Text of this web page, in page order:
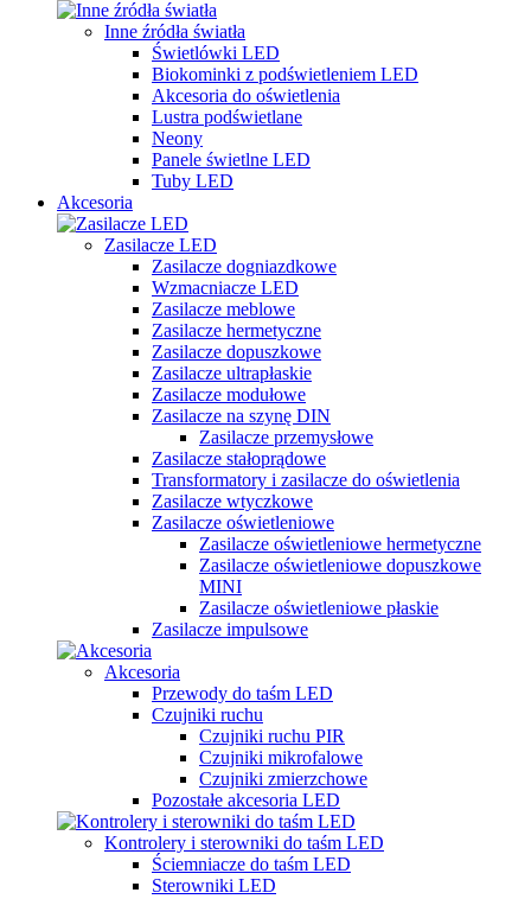
Inne źródła światła
Świetlówki LED
Biokominki z podświetleniem LED
Akcesoria do oświetlenia
Lustra podświetlane
Neony
Panele świetlne LED
Tuby LED
Akcesoria
Zasilacze LED
Zasilacze dogniazdkowe
Wzmacniacze LED
Zasilacze meblowe
Zasilacze hermetyczne
Zasilacze dopuszkowe
Zasilacze ultrapłaskie
Zasilacze modułowe
Zasilacze na szynę DIN
Zasilacze przemysłowe
Zasilacze stałoprądowe
Transformatory i zasilacze do oświetlenia
Zasilacze wtyczkowe
Zasilacze oświetleniowe
Zasilacze oświetleniowe hermetyczne
Zasilacze oświetleniowe dopuszkowe
MINI
Zasilacze oświetleniowe płaskie
Zasilacze impulsowe
Akcesoria
Przewody do taśm LED
Czujniki ruchu
Czujniki ruchu PIR
Czujniki mikrofalowe
Czujniki zmierzchowe
Pozostałe akcesoria LED
Kontrolery i sterowniki do taśm LED
Ściemniacze do taśm LED
Sterowniki LED